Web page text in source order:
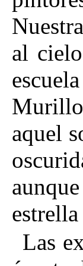
al
aquel
Las